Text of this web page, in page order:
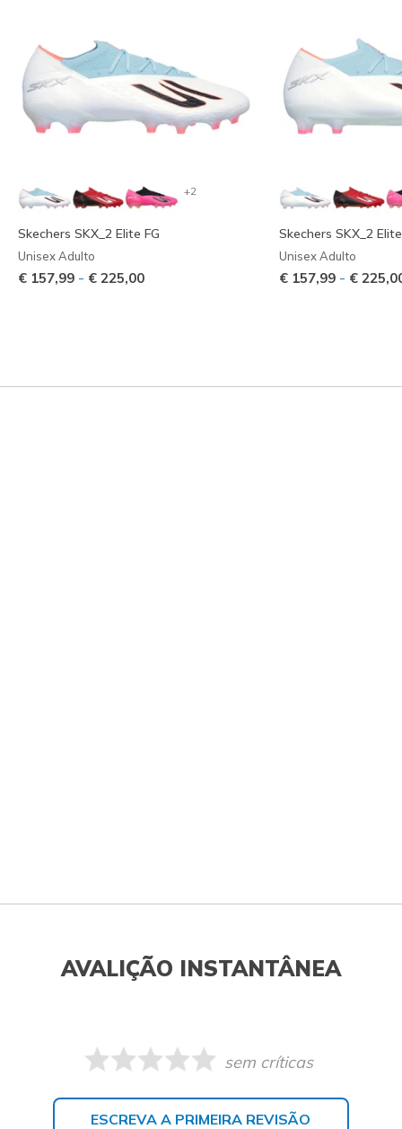
+2
Skechers SKX_2 Elite FG
Unisex Adulto
€ 157,99 - € 225,00
Skechers SKX_2
Unisex Adulto
€ 157,99 - €
AVALIÇÃO INSTANTÂNEA
sem críticas
ESCREVA A PRIMEIRA REVISÃO